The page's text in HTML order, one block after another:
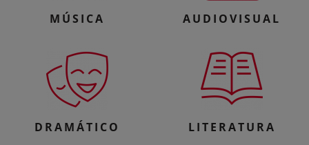
MÚSICA AUDIOVISUAL
DRAMÁTICO LITERATURA